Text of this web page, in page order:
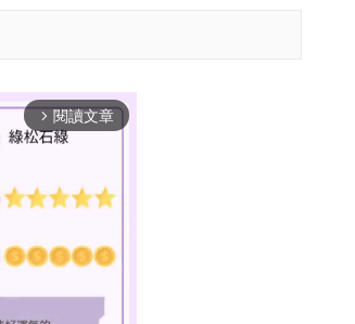
arrow_forward_ios 閱讀文章